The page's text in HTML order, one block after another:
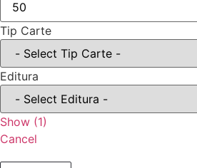
Tip Carte
Editura
Show (1)
Cancel